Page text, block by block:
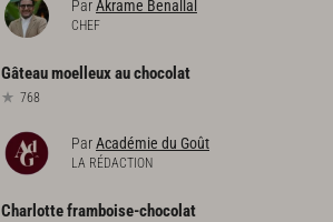
ParAkrame Benallal
CHEF
Gâteaumoelleuxauchocolat
768
ParAcadémie du Goût
LA RÉDACTION
Charlotteframboise-chocolat